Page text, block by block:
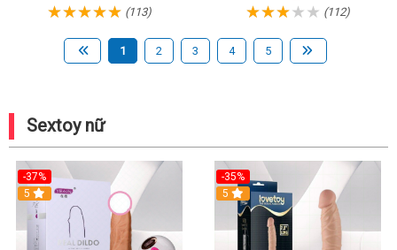
(113) (112)
1 2 3 4 5
Sextoy nữ
-37%
5
-35%
5